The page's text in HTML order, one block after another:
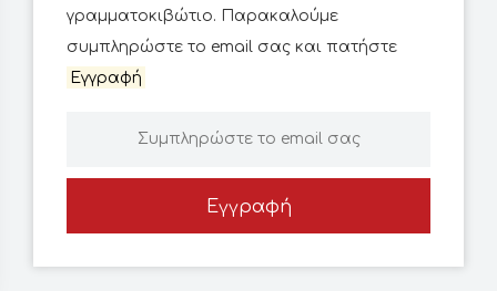
γραμματοκιβώτιο. Παρακαλούμε
συμπληρώστε το email σας και πατήστε
Εγγραφή
Εγγραφή